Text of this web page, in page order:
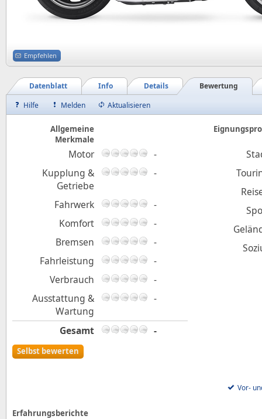
Empfehlen
Bewertung
Details
Info
Datenblatt
Hilfe
Melden Aktualisieren
Allgemeine
Merkmale
Motor
-
Kupplung &
Getriebe
-
Fahrwerk
-
Komfort
-
Bremsen
-
Fahrleistung
-
Verbrauch
-
Ausstattung &
Wartung
-
Gesamt -
Selbst bewerten
Vor-
Erfahrungsberichte